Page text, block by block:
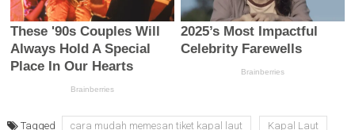
Tagged cara mudah memesan tiket kapal laut
Kapal Laut